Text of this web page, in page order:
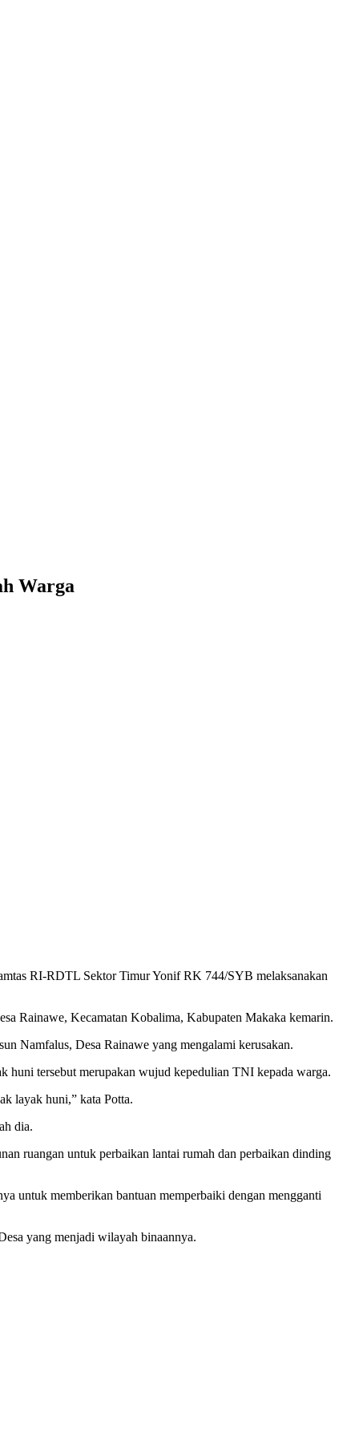
Warga
RI-RDTL Sektor Timur Yonif RK 744/SYB melaksanakan
Rainawe, Kecamatan Kobalima, Kabupaten Makaka kemarin.
Namfalus, Desa Rainawe yang mengalami kerusakan.
huni tersebut merupakan wujud kepedulian TNI kepada warga.
layak huni,” kata Potta.
dia.
ruangan untuk perbaikan lantai rumah dan perbaikan dinding
untuk memberikan bantuan memperbaiki dengan mengganti
yang menjadi wilayah binaannya.